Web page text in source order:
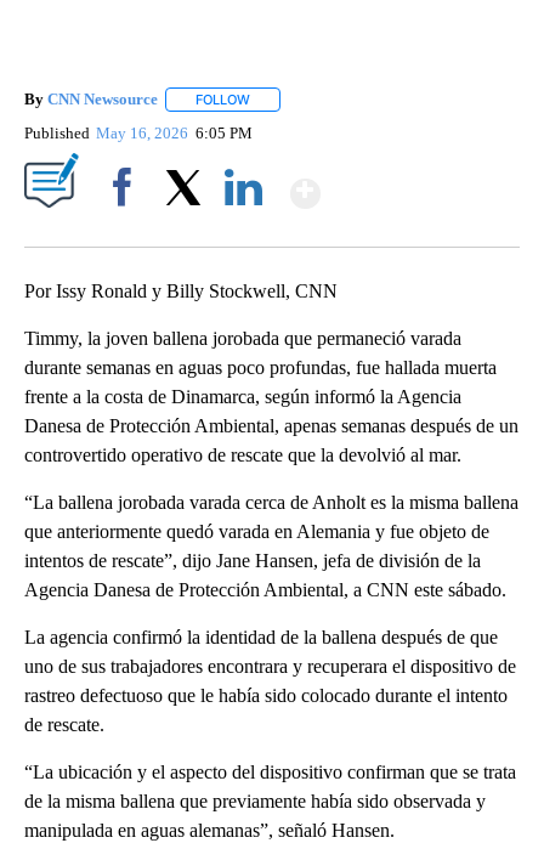
By CNN Newsource FOLLOW
Published May 16, 2026 6:05 PM
Por Issy Ronald y Billy Stockwell, CNN
Timmy, la joven ballena jorobada que permaneció varada
durante semanas en aguas poco profundas, fue hallada muerta
frente a la costa de Dinamarca, según informó la Agencia
Danesa de Protección Ambiental, apenas semanas después de un
controvertido operativo de rescate que la devolvió al mar.
“La ballena jorobada varada cerca de Anholt es la misma ballena
que anteriormente quedó varada en Alemania y fue objeto de
intentos de rescate”, dijo Jane Hansen, jefa de división de la
Agencia Danesa de Protección Ambiental, a CNN este sábado.
La agencia confirmó la identidad de la ballena después de que
uno de sus trabajadores encontrara y recuperara el dispositivo de
rastreo defectuoso que le había sido colocado durante el intento
de rescate.
“La ubicación y el aspecto del dispositivo confirman que se trata
de la misma ballena que previamente había sido observada y
manipulada en aguas alemanas”, señaló Hansen.